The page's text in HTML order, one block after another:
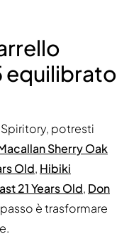
equilibrato
potresti
Sherry Oak
Old, Hibiki
21 Years Old, Don
è trasformare